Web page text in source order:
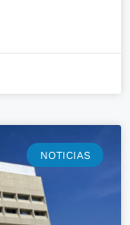
NOTICIAS